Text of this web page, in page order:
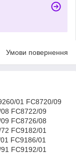
Умови повернення
01 FC8720/09
FC8722/09
FC8726/08
FC9182/01
FC9186/01
FC9192/01